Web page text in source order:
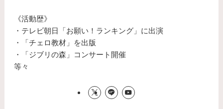
《活動歴》
・テレビ朝日「お願い！ランキング」に出演
・「チェロ教材」を出版
・「ジブリの森」コンサート開催
等々